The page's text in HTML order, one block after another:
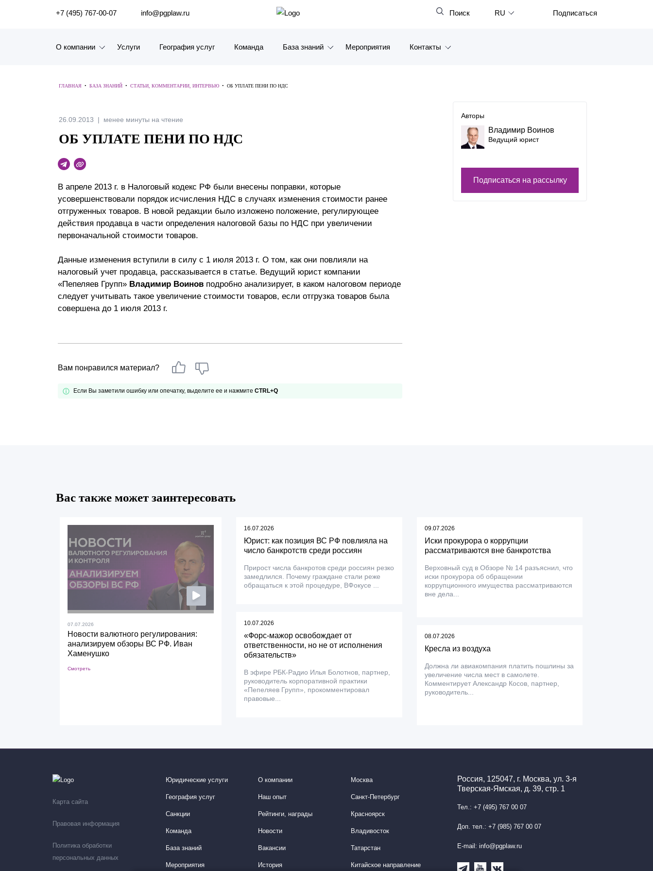
ПОИСК ПО САЙТУ Закрыть
+7 (495) 767-00-07 info@pgplaw.ru Поиск RU
Español
日本語
Português
Подписаться
О компании
Наш опыт
Рейтинги, Награды, Цифры
Новости
Карьера
Почему «Пепеляев Групп»?
Партнера
Социальная
ответственность
Услуги География услуг Команда База знаний
Журналы
Презентации экспертов
Мероприятия Контакты
ГЛАВНАЯ • БАЗА ЗНАНИЙ • СТАТЬИ, КОММЕНТАРИИ, ИНТЕРВЬЮ • ОБ УПЛАТЕ ПЕНИ ПО НДС
26.09.2013 менее минуты на чтение
ОБ УПЛАТЕ ПЕНИ ПО НДС
В апреле 2013 г. в Налоговый кодекс РФ были внесены поправки, которые
усовершенствовали порядок исчисления НДС в случаях изменения стоимости ранее
отгруженных товаров. В новой редакции было изложено положение, регулирующее
действия продавца в части определения налоговой базы по НДС при увеличении
первоначальной стоимости товаров.
Данные изменения вступили в силу с 1 июля 2013 г. О том, как они повлияли на
налоговый учет продавца, рассказывается в статье. Ведущий юрист компании
«Пепеляев Групп» Владимир Воинов подробно анализирует, в каком налоговом периоде
следует учитывать такое увеличение стоимости товаров, если отгрузка товаров была
совершена до 1 июля 2013 г.
Вам понравился материал?
Если Вы заметили ошибку или опечатку, выделите ее и нажмите CTRL+Q
Авторы
Владимир Воинов
Ведущий юрист
Подписаться на рассылку
Вас также может заинтересовать
07.07.2026
Новости валютного регулирования:
анализируем обзоры ВС РФ. Иван
Хаменушко
Смотреть
16.07.2026
Юрист: как позиция ВС РФ повлияла на
число банкротств среди россиян
Прирост числа банкротов среди россиян резко
замедлился. Почему граждане стали реже
обращаться к этой процедуре, ВФокусе ...
10.07.2026
«Форс-мажор освобождает от
ответственности, но не от исполнения
обязательств»
В эфире РБК-Радио Илья Болотнов, партнер,
руководитель корпоративной практики
«Пепеляев Групп», прокомментировал
правовые...
09.07.2026
Иски прокурора о коррупции
рассматриваются вне банкротства
Верховный суд в Обзоре № 14 разъяснил, что
иски прокурора об обращении
коррупционного имущества рассматриваются
вне дела...
08.07.2026
Кресла из воздуха
Должна ли авиакомпания платить пошлины за
увеличение числа мест в самолете.
Комментирует Александр Косов, партнер,
руководитель...
Карта сайта
Правовая информация
Политика обработки
персональных данных
Юридические услуги
География услуг
Санкции
Команда
База знаний
Мероприятия
О компании
Наш опыт
Рейтинги, награды
Новости
Вакансии
История
Москва
Санкт-Петербург
Красноярск
Владивосток
Татарстан
Китайское направление
Россия, 125047, г. Москва, ул. 3-я
Тверская-Ямская, д. 39, стр. 1
Тел.: +7 (495) 767 00 07
Доп. тел.: +7 (985) 767 00 07
E-mail: info@pgplaw.ru